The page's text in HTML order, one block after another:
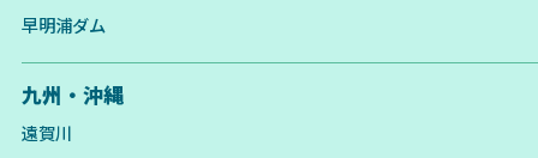
早明浦ダム
九州・沖縄
遠賀川